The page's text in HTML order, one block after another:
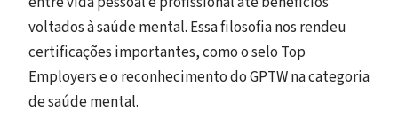
voltados à saúde mental. Essa filosofia nos rendeu
certificações importantes, como o selo Top
Employers e o reconhecimento do GPTW na categoria
de saúde mental.